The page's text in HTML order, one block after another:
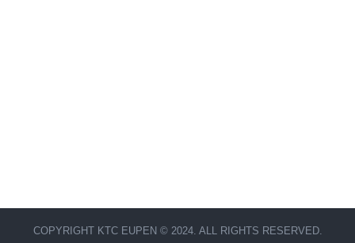
COPYRIGHT KTC EUPEN © 2024. ALL RIGHTS RESERVED.